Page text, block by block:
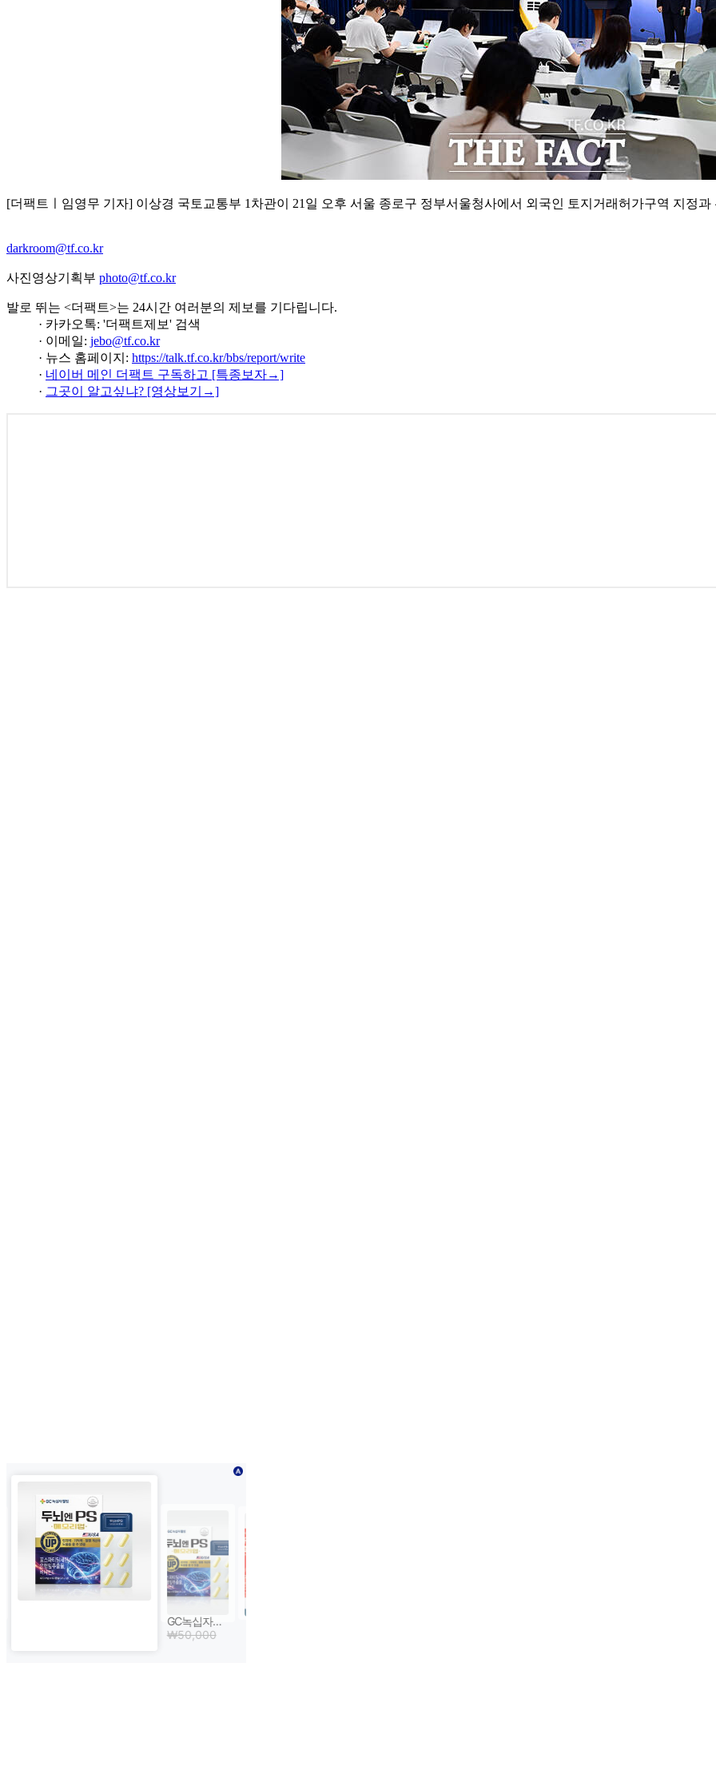
[더팩트ㅣ임영무 기자] 이상경 국토교통부 1차관이 21일 오후 서울 종로구 정부서울청사에서 외국인 토지거래허가구역 지정
darkroom@tf.co.kr
사진영상기획부 photo@tf.co.kr
발로 뛰는 <더팩트>는 24시간 여러분의 제보를 기다립니다.
· 카카오톡: '더팩트제보' 검색
· 이메일: jebo@tf.co.kr
· 뉴스 홈페이지: https://talk.tf.co.kr/bbs/report/write
· 네이버 메인 더팩트 구독하고 [특종보자→]
· 그곳이 알고싶냐? [영상보기→]